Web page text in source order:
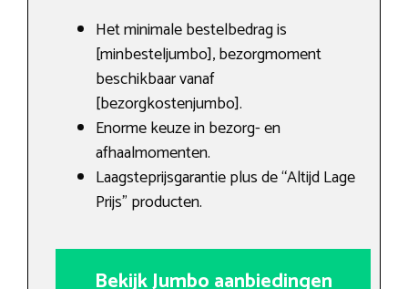
Het minimale bestelbedrag is
[minbesteljumbo], bezorgmoment
beschikbaar vanaf
[bezorgkostenjumbo].
Enorme keuze in bezorg- en
afhaalmomenten.
Laagsteprijsgarantie plus de “Altijd Lage
Prijs” producten.
Bekijk Jumbo aanbiedingen